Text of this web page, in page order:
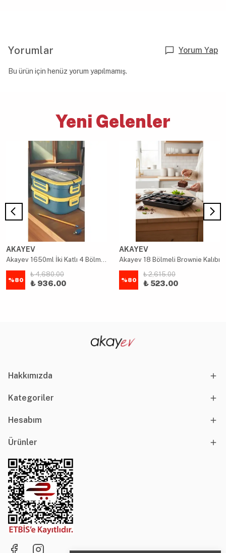
Yorumlar Yorum Yap
Bu ürün için henüz yorum yapılmamış.
Yeni Gelenler
AKAYEV
Akayev 1650ml İki Katlı 4 Bölmeli Çelik Yemek Kabı Mavi
%80
₺ 4,680.00
₺ 936.00
AKAYEV
Akayev 18 Bölmeli Brownie Kalıbı
%80
₺ 2,615.00
₺ 523.00
Hakkımızda
Kategoriler
Hesabım
Ürünler